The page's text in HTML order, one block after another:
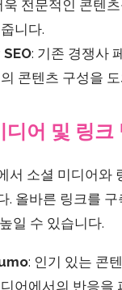
욱 전문적인 콘텐츠
니다.
: 기존 경쟁사
콘텐츠 구성을
디어 및 링크
서 소셜 미디어와
. 올바른 링크를
일 수 있습니다.
: 인기 있는 콘
어에서의 반응을